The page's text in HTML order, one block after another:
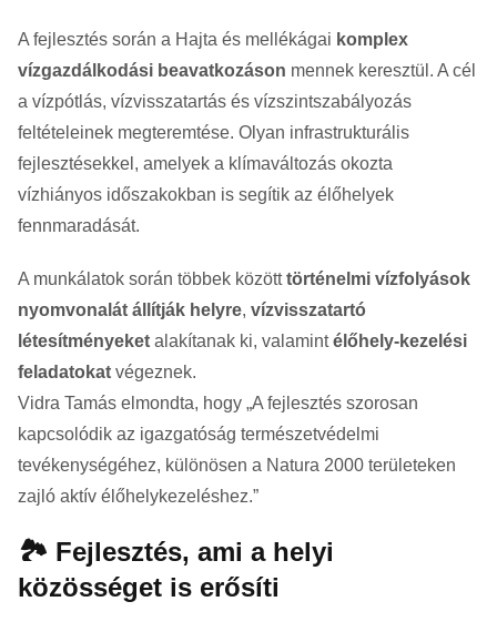
A fejlesztés során a Hajta és mellékágai komplex
vízgazdálkodási beavatkozáson mennek keresztül. A cél
a vízpótlás, vízvisszatartás és vízszintszabályozás
feltételeinek megteremtése. Olyan infrastrukturális
fejlesztésekkel, amelyek a klímaváltozás okozta
vízhiányos időszakokban is segítik az élőhelyek
fennmaradását.
A munkálatok során többek közötttörténelmi vízfolyások
nyomvonalát állítják helyre, vízvisszatartó
létesítményeket alakítanak ki, valamintélőhely-kezelési
feladatokat végeznek.
Vidra Tamás elmondta, hogy „A fejlesztés szorosan
kapcsolódik az igazgatóság természetvédelmi
tevékenységéhez, különösen a Natura 2000 területeken
zajló aktív élőhelykezeléshez.”
🏞️ Fejlesztés, ami a helyi
közösséget is erősíti